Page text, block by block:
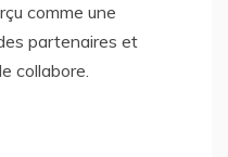
comme une
partenaires et
collabore.